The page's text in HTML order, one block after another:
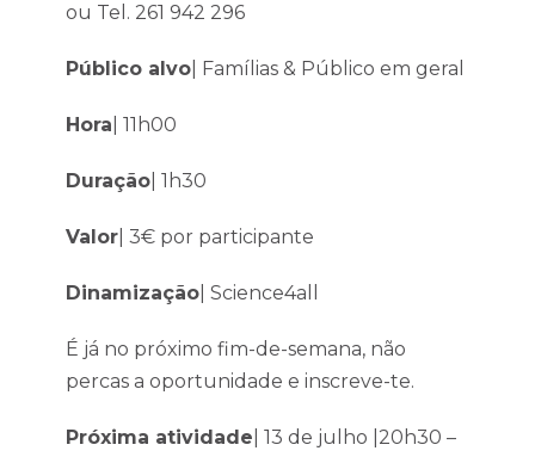
ou Tel. 261 942 296
Público alvo | Famílias & Público em geral
Hora | 11h00
Duração | 1h30
Valor | 3€ por participante
Dinamização | Science4all
É já no próximo fim-de-semana, não
percas a oportunidade e inscreve-te.
Próxima atividade | 13 de julho |20h30 –